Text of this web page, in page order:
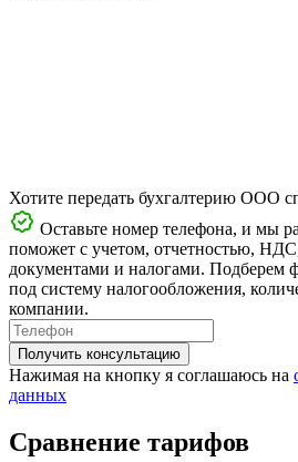
Хотите передать бухгалтерию ООО
Оставьте номер телефона, и мы
поможет с учетом, отчетностью,
документами и налогами. Подберем
под систему налогообложения,
компании.
Получить консультацию
Нажимая на кнопку я соглашаюсь на
данных
Сравнение тарифов